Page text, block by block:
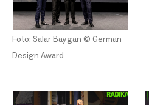
Foto: Salar Baygan © German
Design Award